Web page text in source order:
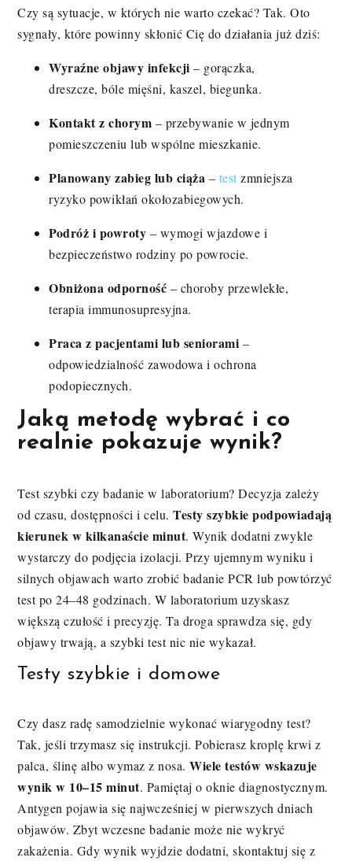
Czy są sytuacje, w których nie warto czekać? Tak. Oto
sygnały, które powinny skłonić Cię do działania już dziś:
Wyraźne objawy infekcji – gorączka,
dreszcze, bóle mięśni, kaszel, biegunka.
Kontakt z chorym – przebywanie w jednym
pomieszczeniu lub wspólne mieszkanie.
Planowany zabieg lub ciąża – test zmniejsza
ryzyko powikłań okołozabiegowych.
Podróż i powroty – wymogi wjazdowe i
bezpieczeństwo rodziny po powrocie.
Obniżona odporność – choroby przewlekłe,
terapia immunosupresyjna.
Praca z pacjentami lub seniorami –
odpowiedzialność zawodowa i ochrona
podopiecznych.
Jaką metodę wybrać i co
realnie pokazuje wynik?
Test szybki czy badanie w laboratorium? Decyzja zależy
od czasu, dostępności i celu.Testy szybkie podpowiadają
kierunek w kilkanaście minut. Wynik dodatni zwykle
wystarczy do podjęcia izolacji. Przy ujemnym wyniku i
silnych objawach warto zrobić badanie PCR lub powtórzyć
test po 24–48 godzinach. W laboratorium uzyskasz
większą czułość i precyzję. Ta droga sprawdza się, gdy
objawy trwają, a szybki test nic nie wykazał.
Testy szybkie i domowe
Czy dasz radę samodzielnie wykonać wiarygodny test?
Tak, jeśli trzymasz się instrukcji. Pobierasz kroplę krwi z
palca, ślinę albo wymaz z nosa.Wiele testów wskazuje
wynik w 10–15 minut. Pamiętaj o oknie diagnostycznym.
Antygen pojawia się najwcześniej w pierwszych dniach
objawów. Zbyt wczesne badanie może nie wykryć
zakażenia. Gdy wynik wyjdzie dodatni, skontaktuj się z